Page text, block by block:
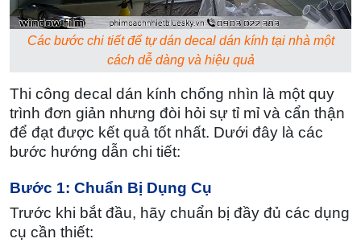
Các bước chi tiết để tự dán decal dán kính tại nhà một
cách dễ dàng và hiệu quả
Thi công decal dán kính chống nhìn là một quy
trình đơn giản nhưng đòi hỏi sự tỉ mỉ và cẩn thận
để đạt được kết quả tốt nhất. Dưới đây là các
bước hướng dẫn chi tiết:
Bước 1: Chuẩn Bị Dụng Cụ
Trước khi bắt đầu, hãy chuẩn bị đầy đủ các dụng
cụ cần thiết: